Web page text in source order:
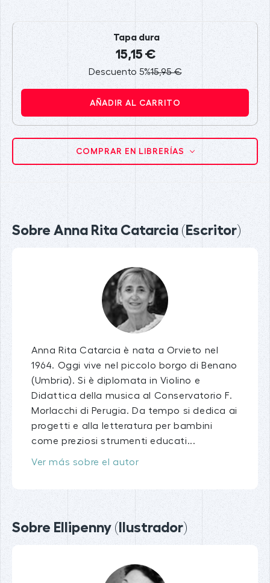
Tapa dura
15,15 €
Descuento 5%15,95 €
AÑADIR AL CARRITO
COMPRAR EN LIBRERÍAS
Sobre Anna Rita Catarcia (Escritor)
Anna Rita Catarcia è nata a Orvieto nel
1964. Oggi vive nel piccolo borgo di Benano
(Umbria). Si è diplomata in Violino e
Didattica della musica al Conservatorio F.
Morlacchi di Perugia. Da tempo si dedica ai
progetti e alla letteratura per bambini
come preziosi strumenti educati...
Ver más sobre el autor
Sobre Ellipenny (Ilustrador)